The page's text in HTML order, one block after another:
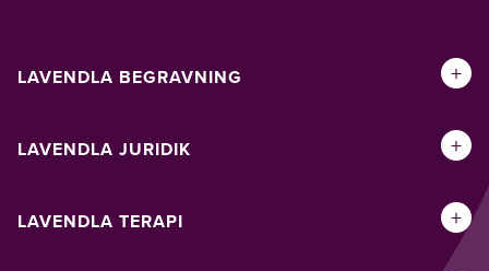
LAVENDLA BEGRAVNING +
LAVENDLA JURIDIK +
LAVENDLA TERAPI +